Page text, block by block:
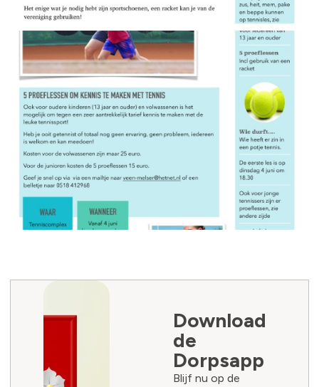
Download
de
Dorpsapp
Blijf nu op de